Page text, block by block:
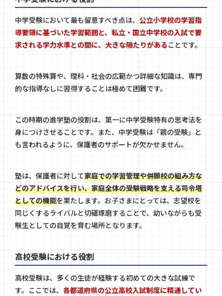
中学受験において最も留意すべき点は、 公立小学校の学習指
導要領に基づいた学習範囲と、私立・国立中学校の入試で要
求される学力水準との間に、大きな隔たりがあることです。
算数の特殊算や、理科・社会の広範かつ詳細な知識は、専門
的な指導なしに習得することは極めて困難です。
この時期の進学塾の役割は、第一に中学受験特有の思考法を
身につけさせることです。また、中学受験は「親の受験」と
も言われるように、保護者のサポートが欠かせません。
塾は、保護者に対して家庭での学習管理や併願校の組み方な
どのアドバイスを行い、家庭全体の受験戦略を支える司令塔
としての機能を果たします。お子さまにとっては、志望校を
同じくするライバルと切磋琢磨することで、幼いながらも受
験生としての自覚を育む場所となります。
高校受験における役割
高校受験は、多くの生徒が経験する初めての大きな試練で
す。ここでは、 各都道府県の公立高校入試制度に精通してい